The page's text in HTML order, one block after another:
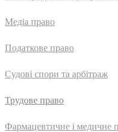
Медіа право
Податкове право
Судові спори та арбітраж
Трудове право
Фармацевтичне і медичне